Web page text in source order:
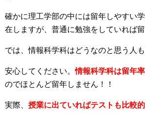
確かに理工学部の中には留年しやすい
在しますが、普通に勉強をしていれば
では、情報科学科はどうなのと思う人も
安心してください。情報科学科は留年
のでほとんど留年しません！！
実際、 授業に出ていればテストも比較